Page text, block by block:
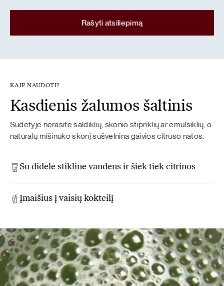
Rašyti atsiliepimą
KAIP NAUDOTI?
Kasdienis žalumos šaltinis
Sudėtyje nerasite saldiklių, skonio stipriklių ar emulsiklių, o
natūralų mišinuko skonį sušvelnina gaivios citruso natos.
Su didele stikline vandens ir šiek tiek citrinos
Įmaišius į vaisių kokteilį